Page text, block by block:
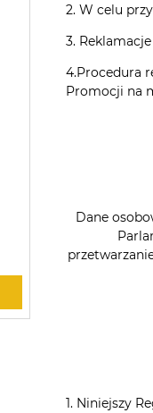
Cena
2. W celu
3.
4.Procedura
Promocji na
Dane
1. Niniejszy